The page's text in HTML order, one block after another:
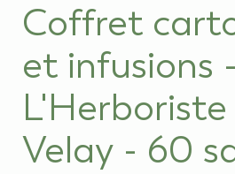
Coffret
et infusions -
L'Herboriste
Velay - 60